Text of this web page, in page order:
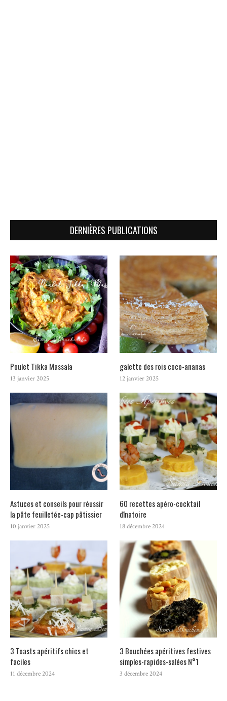
DERNIÈRES PUBLICATIONS
Poulet Tikka Massala
13 janvier 2025
galette des rois coco-ananas
12 janvier 2025
Astuces et conseils pour réussir
la pâte feuilletée-cap pâtissier
10 janvier 2025
60 recettes apéro-cocktail
dînatoire
18 décembre 2024
3 Toasts apéritifs chics et
faciles
11 décembre 2024
3 Bouchées apéritives festives
simples-rapides-salées N°1
3 décembre 2024